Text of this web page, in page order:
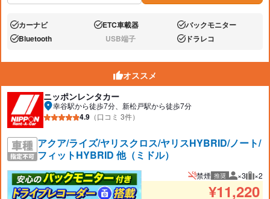
あり:カーナビ あり:ETC車載器 あり:バックモニター
あり:Bluetooth なし:USB端子 あり:ドラレコ
オススメ
ニッポンレンタカー
幸谷駅から徒歩7分、新松戸駅から徒歩7分
4.9 （口コミ 3件）
アクア/ライズ/ヤリスクロス/ヤリスHYBRID/ノート/
フィットHYBRID 他（ミドル）
禁煙 推奨 推奨人数
×3 推奨
×2
¥11,220